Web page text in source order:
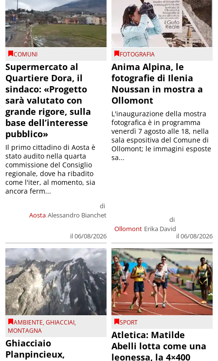
COMUNI
Supermercato al
Quartiere Dora, il
sindaco: «Progetto
sarà valutato con
grande rigore, sulla
base dell’interesse
pubblico»
Aosta
di
Alessandro Bianchet
il 06/08/2026
Il primo cittadino di Aosta è
stato audito nella quarta
commissione del Consiglio
regionale, dove ha ribadito
come l'iter, al momento, sia
ancora ferm...
FOTOGRAFIA
Anima Alpina, le
fotografie di Ilenia
Noussan in mostra a
Ollomont
Ollomont
di
Erika David
il 06/08/2026
L'inaugurazione della mostra
fotografica è in programma
venerdì 7 agosto alle 18, nella
sala espositiva del Comune di
Ollomont; le immagini esposte
sa...
AMBIENTE,GHIACCIAI,
MONTAGNA
Ghiacciaio
Planpincieux,
SPORT
Atletica: Matilde
Abelli lotta come una
leonessa, la 4×400